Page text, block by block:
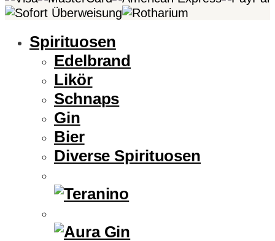
Spirituosen
Edelbrand
Likör
Schnaps
Gin
Bier
Diverse Spirituosen